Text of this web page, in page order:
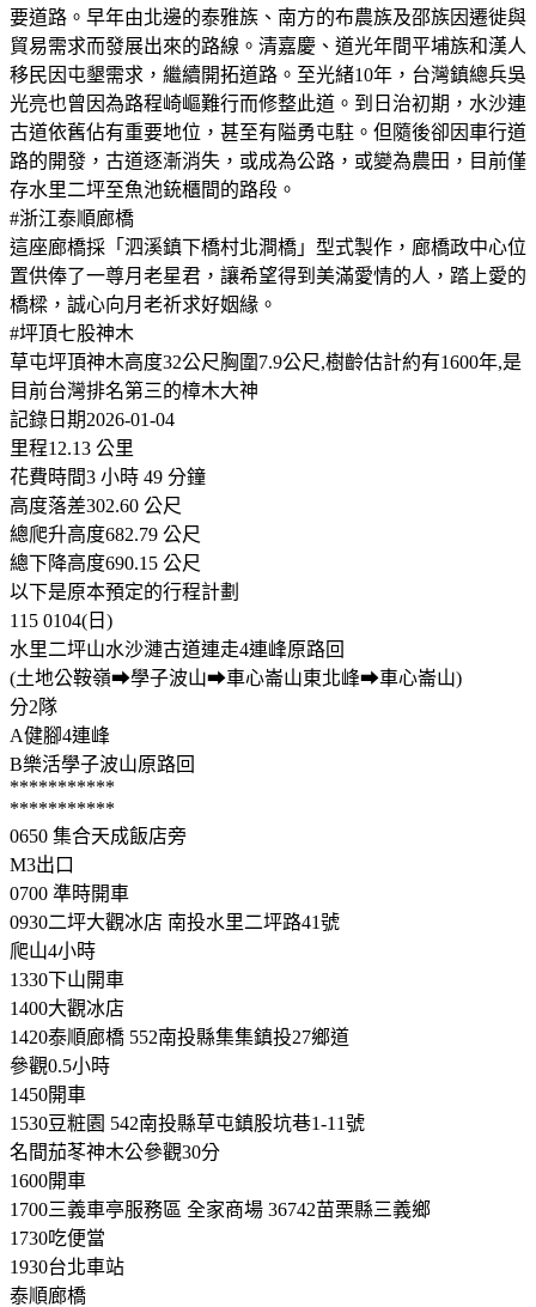
要道路。早年由北邊的泰雅族、南方的布農族及邵族因遷徙與
貿易需求而發展出來的路線。清嘉慶、道光年間平埔族和漢人
移民因屯墾需求，繼續開拓道路。至光緒10年，台灣鎮總兵吳
光亮也曾因為路程崎嶇難行而修整此道。到日治初期，水沙連
古道依舊佔有重要地位，甚至有隘勇屯駐。但隨後卻因車行道
路的開發，古道逐漸消失，或成為公路，或變為農田，目前僅
存水里二坪至魚池銃櫃間的路段。
#浙江泰順廊橋
這座廊橋採「泗溪鎮下橋村北澗橋」型式製作，廊橋政中心位
置供俸了一尊月老星君，讓希望得到美滿愛情的人，踏上愛的
橋樑，誠心向月老祈求好姻緣。
#坪頂七股神木
草屯坪頂神木高度32公尺胸圍7.9公尺,樹齡估計約有1600年,是
目前台灣排名第三的樟木大神
記錄日期2026-01-04
里程12.13 公里
花費時間3 小時 49 分鐘
高度落差302.60 公尺
總爬升高度682.79 公尺
總下降高度690.15 公尺
以下是原本預定的行程計劃
115 0104(日)
水里二坪山水沙漣古道連走4連峰原路回
(土地公鞍嶺➡學子波山➡車心崙山東北峰➡車心崙山)
分2隊
A健腳4連峰
B樂活學子波山原路回
***********
***********
0650 集合天成飯店旁
M3出口
0700 準時開車
0930二坪大觀冰店 南投水里二坪路41號
爬山4小時
1330下山開車
1400大觀冰店
1420泰順廊橋 552南投縣集集鎮投27鄉道
參觀0.5小時
1450開車
1530豆粧園 542南投縣草屯鎮股坑巷1-11號
名間茄苳神木公參觀30分
1600開車
1700三義車亭服務區 全家商場 36742苗栗縣三義鄉
1730吃便當
1930台北車站
泰順廊橋